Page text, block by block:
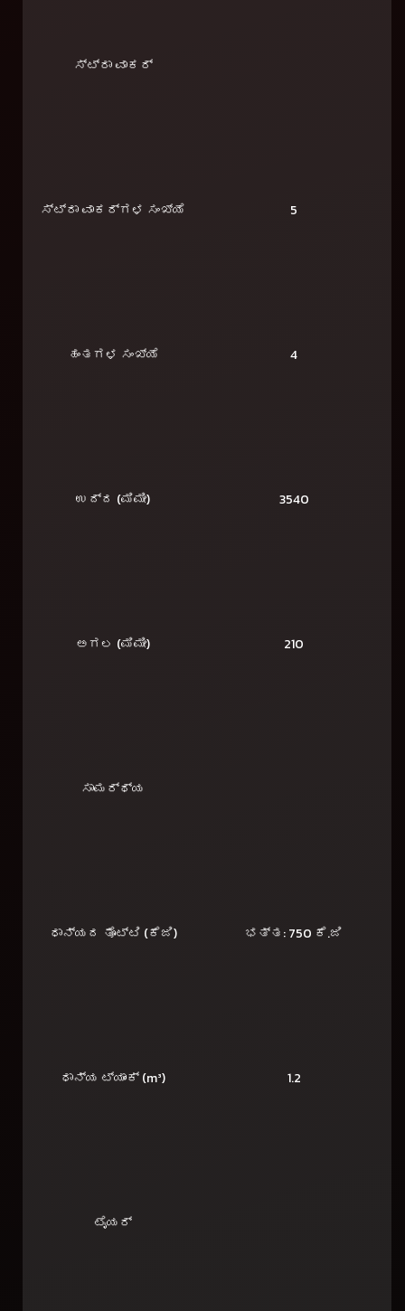
ಸ್ಟ್ರಾ ವಾಕರ್
ಸ್ಟ್ರಾ ವಾಕರ್‌ಗಳ ಸಂಖ್ಯೆ 5
ಹಂತಗಳ ಸಂಖ್ಯೆ 4
ಉದ್ದ (ಮಿಮೀ) 3540
ಅಗಲ (ಮಿಮೀ) 210
ಸಾಮರ್ಥ್ಯ
ಧಾನ್ಯದ ತೊಟ್ಟಿ (ಕೆಜಿ) ಭತ್ತ: 750 ಕೆ.ಜಿ
ಧಾನ್ಯ ಟ್ಯಾಂಕ್ (m³) 1.2
ಟೈಯರ್